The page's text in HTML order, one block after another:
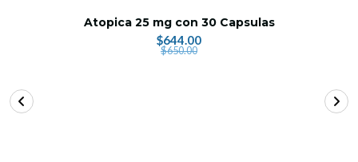
Atopica 25 mg con 30 Capsulas
$644.00
$650.00